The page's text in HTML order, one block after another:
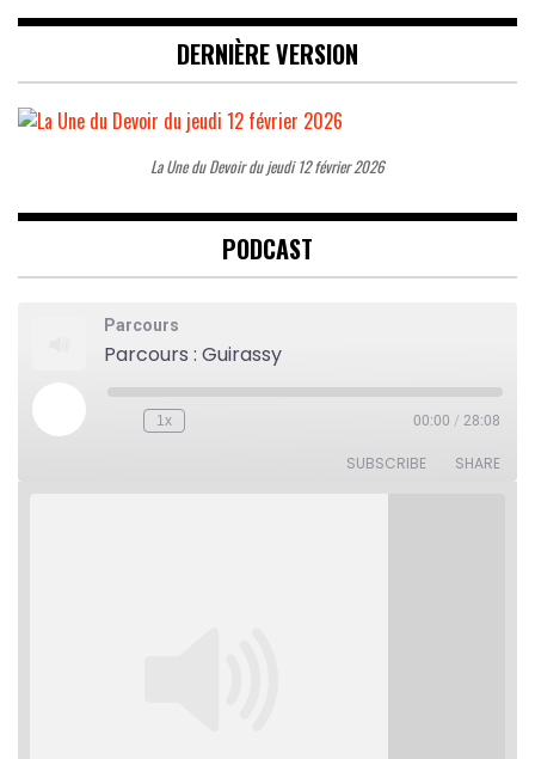
DERNIÈRE VERSION
La Une du Devoir du jeudi 12 février 2026
PODCAST
Parcours
Parcours : Guirassy
Play
Episode
Rewind
1x 00:00 / 28:08
SUBSCRIBE SHARE